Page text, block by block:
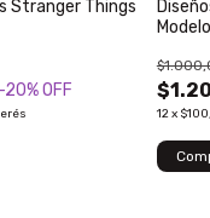
Stranger Things
-20% OFF
12x